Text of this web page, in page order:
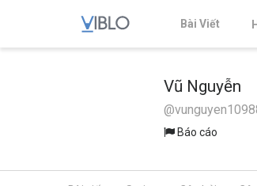
Bài Viết
Vũ Nguyễn
Báo cáo